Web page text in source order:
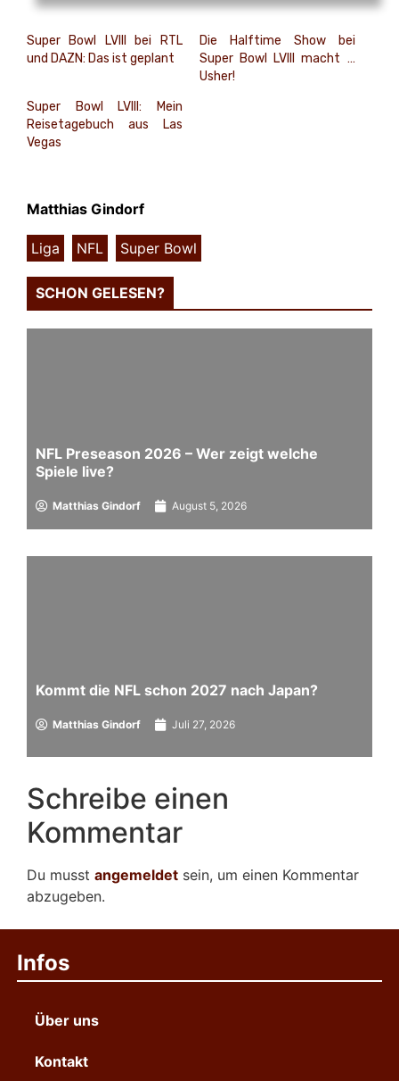
Super Bowl LVIII bei RTL
und DAZN: Das ist geplant
Die Halftime Show bei
Super Bowl LVIII macht …
Usher!
Super Bowl LVIII: Mein
Reisetagebuch aus Las
Vegas
Matthias Gindorf
Liga NFL Super Bowl
SCHON GELESEN?
NFL Preseason 2026 – Wer zeigt welche
Spiele live?
Matthias Gindorf August 5, 2026
Kommt die NFL schon 2027 nach Japan?
Matthias Gindorf Juli 27, 2026
Schreibe einen
Kommentar
Du musst angemeldet sein, um einen Kommentar
abzugeben.
Infos
Über uns
Kontakt